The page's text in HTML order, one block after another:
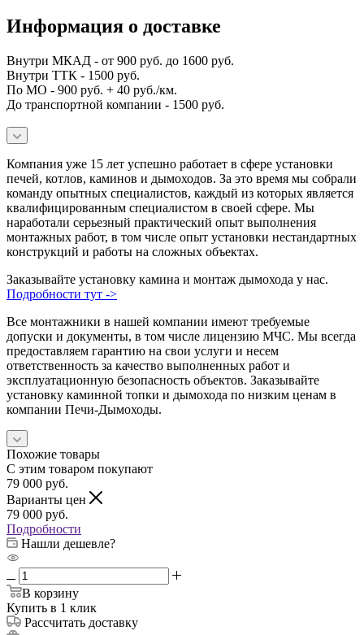
Информация о доставке
Внутри МКАД - от 900 руб. до 1600 руб.
Внутри ТТК - 1500 руб.
По МО - 900 руб. + 40 руб./км.
До транспортной компании - 1500 руб.
Компания уже 15 лет успешно работает в сфере установки
печей, котлов, каминов и дымоходов. За это время мы собрали
команду опытных специалистов, каждый из которых является
квалифицированным специалистом в своей сфере. Мы
наработали серьезный практический опыт выполнения
монтажных работ, в том числе опыт установки нестандартных
конструкций и работы на сложных объектах.
Заказывайте установку камина и монтаж дымохода у нас.
Подробности тут ->
Все монтажники в нашей компании имеют требуемые
допуски и документы, в том числе лицензию МЧС. Мы всегда
предоставляем гарантию на свои услуги и несем
ответственность за качество выполненных работ и
эксплуатационную безопасность объектов. Заказывайте
установку каминной топки и дымохода по низким ценам в
компании Печи-Дымоходы.
Похожие товары
С этим товаром покупают
79 000 руб.
Варианты цен
79 000 руб.
Подробности
Нашли дешевле?
В корзину
Купить в 1 клик
Рассчитать доставку